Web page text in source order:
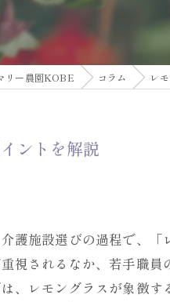
リー農園KOBE コラム レ
ントを解説
施設選びの過程で、
されるなか、若手職
、レモングラスが象徴